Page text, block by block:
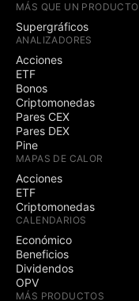
MÁS QUE UN PRODUCTO
Supergráficos
ANALIZADORES
Acciones
ETF
Bonos
Criptomonedas
Pares CEX
Pares DEX
Pine
MAPAS DE CALOR
Acciones
ETF
Criptomonedas
CALENDARIOS
Económico
Beneficios
Dividendos
OPV
MÁS PRODUCTOS